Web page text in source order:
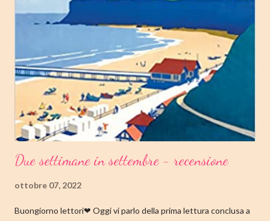
secondo capitolo della trilogia di Copenaghen, grande classico
della letteratura danese oggi riscoperto e acclamato a livello
internazionale. La piccola Tove è cresciuta in fretta: costretta ad
abbandonare la scuola molto presto, a quattordici anni compie i
primi passi nel mondo del lavoro. Indossato il vestito buono e
infilato il ...
Due settimane in settembre - recensione
ottobre 07, 2022
Buongiorno lettori❤ Oggi vi parlo della prima lettura conclusa a